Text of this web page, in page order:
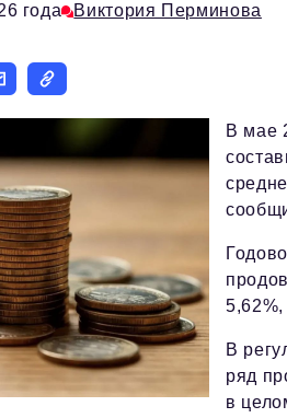
года Виктория Перминова
В мае
В
ряд
в